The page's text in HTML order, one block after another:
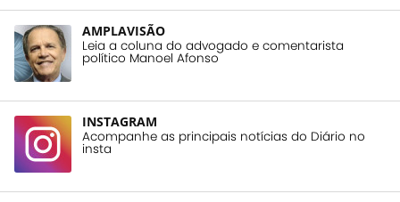
AMPLAVISÃO
Leia a coluna do advogado e comentarista
político Manoel Afonso
INSTAGRAM
Acompanhe as principais notícias do Diário no
insta